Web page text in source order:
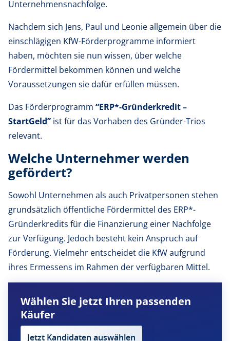
Unternehmensnachfolge.
Nachdem sich Jens, Paul und Leonie allgemein über die
einschlägigen KfW-Förderprogramme informiert
haben, möchten sie nun wissen, über welche
Fördermittel bekommen können und welche
Voraussetzungen sie dafür erfüllen müssen.
Das Förderprogramm “ERP*-Gründerkredit –
StartGeld” ist für das Vorhaben des Gründer-Trios
relevant.
Welche Unternehmer werden
gefördert?
Sowohl Unternehmen als auch Privatpersonen stehen
grundsätzlich öffentliche Fördermittel des ERP*-
Gründerkredits für die Finanzierung einer Nachfolge
zur Verfügung. Jedoch besteht kein Anspruch auf
Förderung. Vielmehr entscheidet die KfW aufgrund
ihres Ermessens im Rahmen der verfügbaren Mittel.
Wählen Sie jetzt Ihren passenden
Käufer
Jetzt Kandidaten auswählen